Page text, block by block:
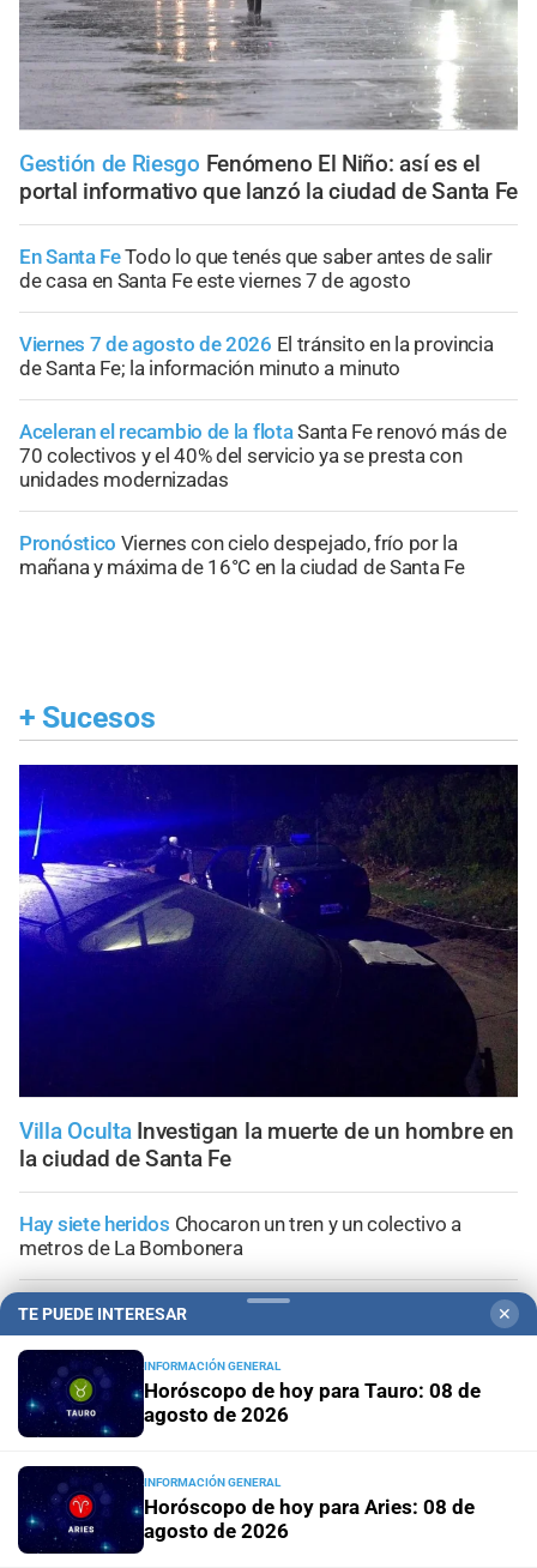
Gestión de Riesgo Fenómeno El Niño: así es el
portal informativo que lanzó la ciudad de Santa Fe
En Santa FeTodo lo que tenés que saber antes de salir
de casa en Santa Fe este viernes 7 de agosto
Viernes 7 de agosto de 2026 El tránsito en la provincia
de Santa Fe; la información minuto a minuto
Aceleran el recambio de la flotaSanta Fe renovó más de
70 colectivos y el 40% del servicio ya se presta con
unidades modernizadas
Pronóstico Viernes con cielo despejado, frío por la
mañana y máxima de 16°C en la ciudad de Santa Fe
+ Sucesos
Villa Oculta Investigan la muerte de un hombre en
la ciudad de Santa Fe
Hay siete heridos Chocaron un tren y un colectivo a
metros de La Bombonera
Tribunales Prisión preventiva para dos hermanos
acusados por un brutal asalto contra un adolescente en
Santa Fe
Allanamientos simultáneosDiez detenidos por un
Conflicto judicialBuscan identificar a los autores de las
amenazas contra un médico, un abogado y un periodista
TE PUEDE INTERESAR ✕
INFORMACIÓN GENERAL
Horóscopo de hoy para Tauro: 08 de
agosto de 2026
INFORMACIÓN GENERAL
Horóscopo de hoy para Aries: 08 de
agosto de 2026